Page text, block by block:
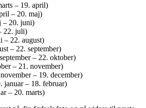
– 19. april)
– 20. maj)
– 20. juni)
22. juli)
– 22. august)
– 22. september)
– 22. oktober)
– 21. november)
– 19. december)
januar – 18. februar)
– 20. marts)